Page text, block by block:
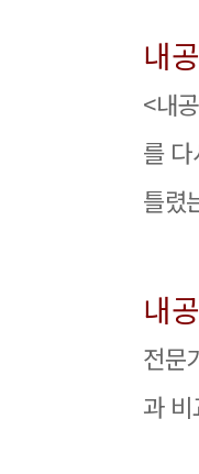
내
<내
를
틀렸
내
전문
과